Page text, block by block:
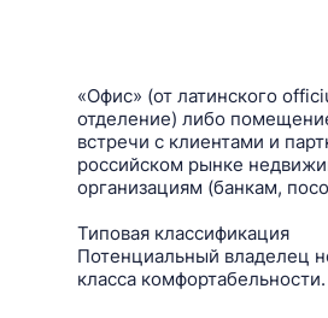
«Офис» (от латинского
отделение) либо
встречи с клиентами и
российском рынке
организациям (банкам,
Типовая классификация
Потенциальный владелец
класса комфортабельности.